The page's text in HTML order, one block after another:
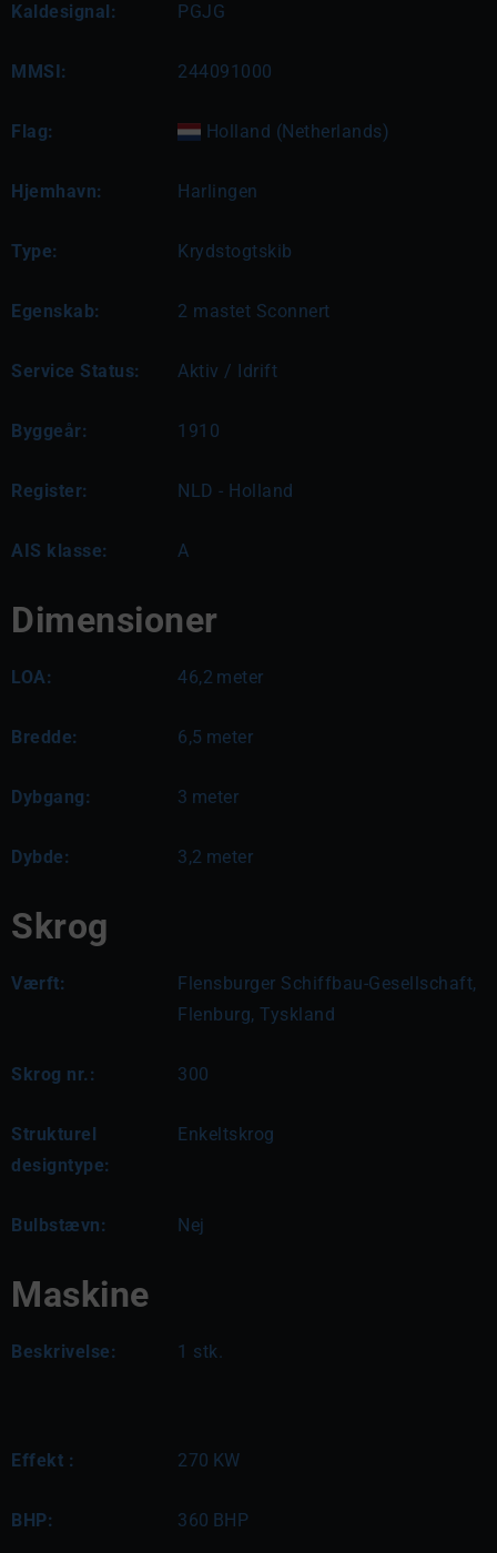
Kaldesignal: PGJG
MMSI: 244091000
Flag: Holland (Netherlands)
Hjemhavn: Harlingen
Type: Krydstogtskib
Egenskab: 2 mastet Sconnert
Service Status: Aktiv / Idrift
Byggeår: 1910
Register: NLD - Holland
AIS klasse: A
Dimensioner
LOA: 46,2 meter
Bredde: 6,5 meter
Dybgang: 3 meter
Dybde: 3,2 meter
Skrog
Værft:
Flensburger Schiffbau-Gesellschaft,
Flenburg, Tyskland
Skrog nr.: 300
Strukturel
designtype:
Enkeltskrog
Bulbstævn: Nej
Maskine
Beskrivelse: 1 stk.
Effekt : 270 KW
BHP: 360 BHP